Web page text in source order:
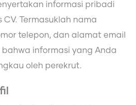
informasi pribadi
Termasuklah nama
telepon, dan alamat email
informasi yang Anda
oleh perekrut.